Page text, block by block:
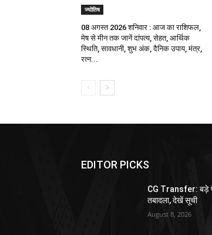
ज्योतिष
08 अगस्त 2026 शनिवार : आज का राशिफल,
मेष से मीन तक जानें दांपत्य, सेहत, आर्थिक
स्थिति, सावधानी, शुभ अंक, दैनिक उपाय, मंत्र,
रत्न...
EDITOR PICKS
CG Transfer: बड़े
तबादला, देखें सूची
August 8, 2026